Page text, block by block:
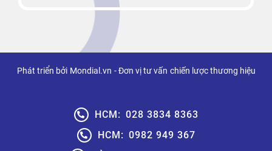
HCM: 028 3834 8363
HCM: 0982 949 367
Phát triển bởi Mondial.vn - Đơn vị tư vấn chiến lược thương hiệu